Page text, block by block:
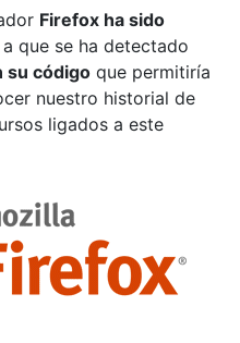
Firefox ha sido
que se ha detectado
su código que permitiría
nuestro historial de
ligados a este